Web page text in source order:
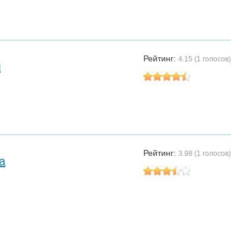
Рейтинг: 4.15 (1 голосов)
Рейтинг: 3.98 (1 голосов)